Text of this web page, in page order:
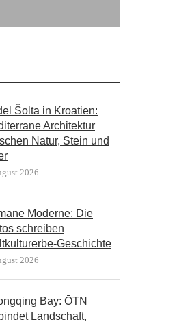
Šolta in Kroatien:
Architektur
Natur, Stein und
2026
Moderne: Die
schreiben
Geschichte
2026
Bay: ŌTN
Landschaft,